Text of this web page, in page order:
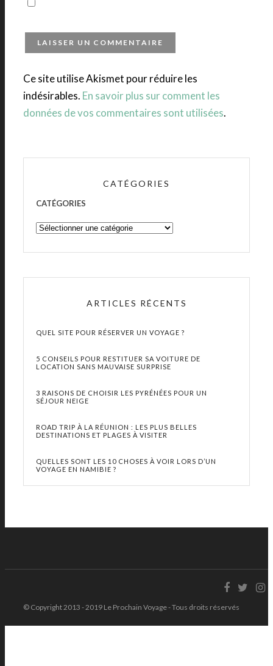
Ce site utilise Akismet pour réduire les
indésirables. En savoir plus sur comment les
données de vos commentaires sont utilisées.
CATÉGORIES
CATÉGORIES
ARTICLES RÉCENTS
QUEL SITE POUR RÉSERVER UN VOYAGE ?
5 CONSEILS POUR RESTITUER SA VOITURE DE
LOCATION SANS MAUVAISE SURPRISE
3 RAISONS DE CHOISIR LES PYRÉNÉES POUR UN
SÉJOUR NEIGE
ROAD TRIP À LA RÉUNION : LES PLUS BELLES
DESTINATIONS ET PLAGES À VISITER
QUELLES SONT LES 10 CHOSES À VOIR LORS D’UN
VOYAGE EN NAMIBIE ?
© Copyright 2013 - 2019 Le Prochain Voyage - Tous droits réservés